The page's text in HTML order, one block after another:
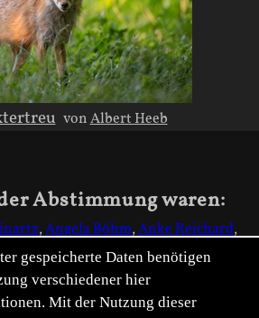
vonAlbert Heeb
Abstimmung waren:
,Angela Böhm,Anke Reichard,
Gurt,Benutzer 1489367,Edith Freitag
,Benutzer 1283407
Julius Jean Jantzer , Kerstin Göthel
gespeicherte Daten benötigen
verschiedener hier
Mit der Nutzung dieser